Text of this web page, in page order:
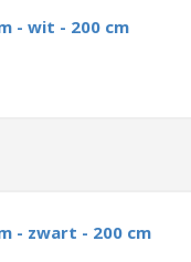
- wit - 200 cm
- zwart - 200 cm